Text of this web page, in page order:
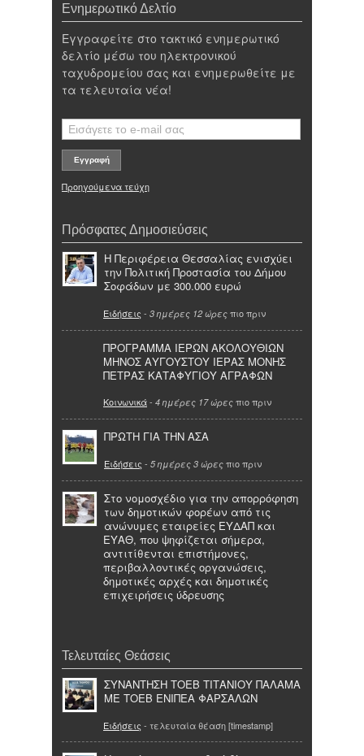
Ενημερωτικό Δελτίο
Εγγραφείτε στο τακτικό ενημερωτικό
δελτίο μέσω του ηλεκτρονικού
ταχυδρομείου σας και ενημερωθείτε με
τα τελευταία νέα!
Προηγούμενα τεύχη
Πρόσφατες Δημοσιεύσεις
Η Περιφέρεια Θεσσαλίας ενισχύει
την Πολιτική Προστασία του Δήμου
Σοφάδων με 300.000 ευρώ
Ειδήσεις - 3 ημέρες 12 ώρες πιο πριν
ΠΡΟΓΡΑΜΜΑ ΙΕΡΩΝ ΑΚΟΛΟΥΘΙΩΝ
ΜΗΝΟΣ ΑΥΓΟΥΣΤΟΥ ΙΕΡΑΣ ΜΟΝΗΣ
ΠΕΤΡΑΣ ΚΑΤΑΦΥΓΙΟΥ ΑΓΡΑΦΩΝ
Κοινωνικά- 4 ημέρες 17 ώρες πιο πριν
ΠΡΩΤΗ ΓΙΑ ΤΗΝ ΑΣΑ
Ειδήσεις - 5 ημέρες 3 ώρες πιο πριν
Στο νομοσχέδιο για την απορρόφηση
των δημοτικών φορέων από τις
ανώνυμες εταιρείες ΕΥΔΑΠ και
ΕΥΑΘ, που ψηφίζεται σήμερα,
αντιτίθενται επιστήμονες,
περιβαλλοντικές οργανώσεις,
δημοτικές αρχές και δημοτικές
επιχειρήσεις ύδρευσης
Τελευταίες Θεάσεις
ΣΥΝΑΝΤΗΣΗ ΤΟΕΒ ΤΙΤΑΝΙΟΥ ΠΑΛΑΜΑ
ΜΕ ΤΟΕΒ ΕΝΙΠΕΑ ΦΑΡΣΑΛΩΝ
Ειδήσεις - τελευταία θέαση [timestamp]